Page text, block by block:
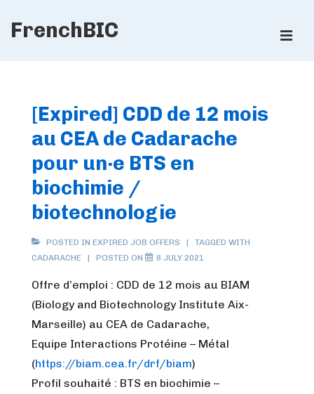
SkipFrenchBIC
[Expired] CDD de 12 mois
au CEA de Cadarache
pour un·e BTS en
biochimie /
biotechnologie
POSTED IN EXPIRED JOB OFFERS
TAGGED WITH
CADARACHE
POSTED ON 8 JULY 2021
Offre d’emploi : CDD de 12 mois au BIAM
(Biology and Biotechnology Institute Aix-
Marseille) au CEA de Cadarache,
Equipe Interactions Protéine – Métal
(https://biam.cea.fr/drf/biam)
Profil souhaité : BTS en biochimie –